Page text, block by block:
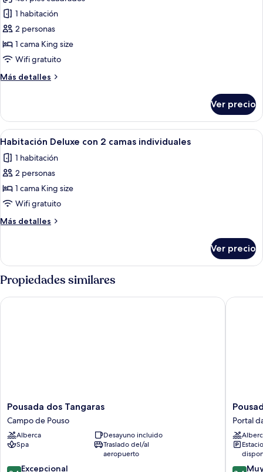
de
Habitación
de
lujo,
balcón
1 habitación
2 personas
1 cama King size
Wifi gratuito
Más detalles
Más
de
lujo,
balcón
Ver precio
Abrir
todas
las
fotos
de
Habitación
Deluxe
con
camas
individuales
Un dormitorio con cama, sofá,
39
Habitación Deluxe con 2 camas individuales
1 habitación
2 personas
1 cama King size
Wifi gratuito
Más detalles
Más
Deluxe
con
2
camas
individuales
Ver precio
Propiedades similares
Pousada
dos
Tangaras
Campo
de
Pousada dos Tangaras
Campo de Pouso
Alberca
Desayuno incluido
Spa
Traslado del/al
aeropuerto
9.4 Excepcional
Pousada dos Tangaras
Pousada
Dos
Reis
Portal
da
Portal
8.4